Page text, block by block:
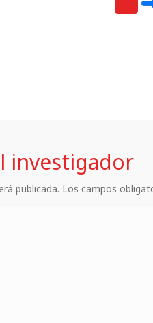
investigador
publicada. Los campos